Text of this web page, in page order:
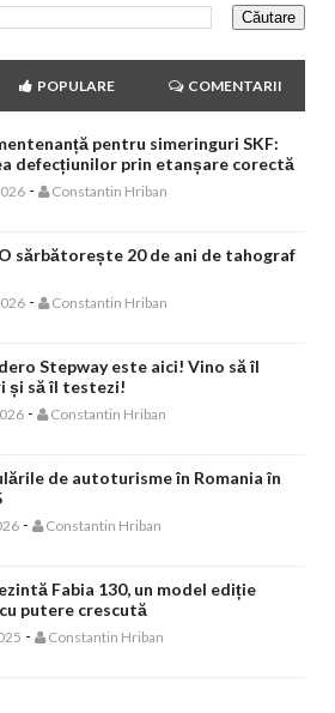
POPULARE COMENTARII
pentru simeringuri SKF:
defecțiunilor prin etanșare corectă
- Constantin Hriban
sărbătorește 20 de ani de tahograf
- Constantin Hriban
Stepway este aici! Vino să îl
și să îl testezi!
- Constantin Hriban
de autoturisme în Romania în
- Constantin Hriban
Fabia 130, un model ediție
putere crescută
- Constantin Hriban